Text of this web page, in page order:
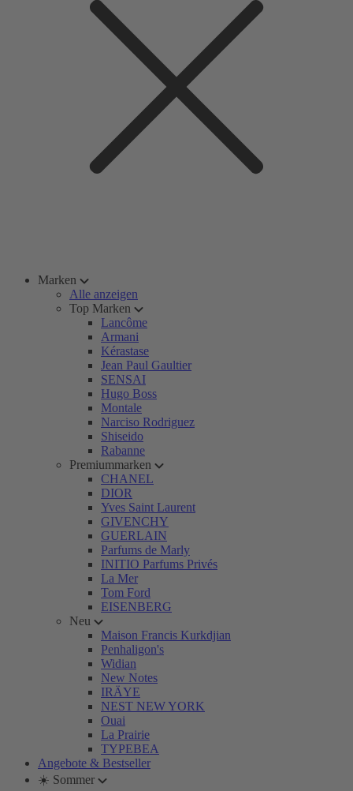
Marken
Alle anzeigen
Top Marken
Lancôme
Armani
Kérastase
Jean Paul Gaultier
SENSAI
Hugo Boss
Montale
Narciso Rodriguez
Shiseido
Rabanne
Premiummarken
CHANEL
DIOR
Yves Saint Laurent
GIVENCHY
GUERLAIN
Parfums de Marly
INITIO Parfums Privés
La Mer
Tom Ford
EISENBERG
Neu
Maison Francis Kurkdjian
Penhaligon's
Widian
New Notes
IRÄYE
NEST NEW YORK
Ouai
La Prairie
TYPEBEA
Angebote & Bestseller
☀️ Sommer